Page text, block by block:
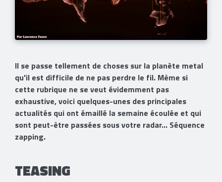
Il se passe tellement de choses sur la planète metal
qu'il est difficile de ne pas perdre le fil. Même si
cette rubrique ne se veut évidemment pas
exhaustive, voici quelques-unes des principales
actualités qui ont émaillé la semaine écoulée et qui
sont peut-être passées sous votre radar... Séquence
zapping.
TEASING